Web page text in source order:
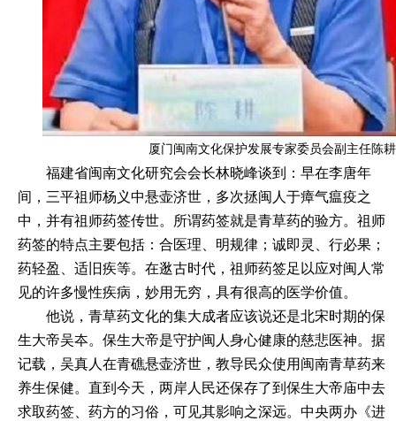
厦门闽南文化保护发展专家委员会副主任陈耕
福建省闽南文化研究会会长林晓峰谈到：早在李唐年
间，三平祖师杨义中悬壶济世，多次拯闽人于瘴气瘟疫之
中，并有祖师药签传世。所谓药签就是青草药的验方。祖师
药签的特点主要包括：合医理、明规律；诚即灵、行必果；
药轻盈、适旧疾等。在逖古时代，祖师药签足以应对闽人常
见的许多慢性疾病，妙用无穷，具有很高的医学价值。
他说，青草药文化的集大成者应该说还是北宋时期的保
生大帝吴夲。保生大帝是守护闽人身心健康的慈悲医神。据
记载，吴真人在青礁悬壶济世，教导民众使用闽南青草药来
养生保健。直到今天，两岸人民还保存了到保生大帝庙中去
求取药签、药方的习俗，可见其影响之深远。中央两办《进